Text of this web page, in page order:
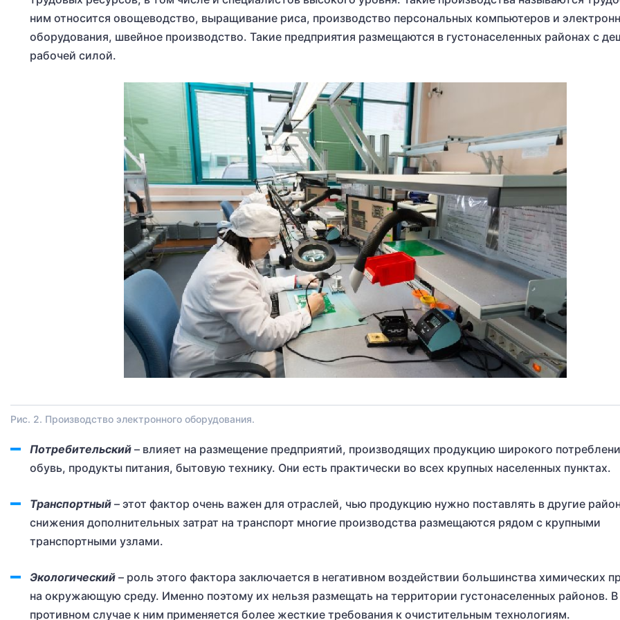
ним относится овощеводство, выращивание риса, производство персональных компьютеров и
оборудования, швейное производство. Такие предприятия размещаются в густонаселенных районах с
рабочей силой.
Рис. 2. Производство электронного оборудования.
Потребительский – влияет на размещение предприятий, производящих продукцию широкого
обувь, продукты питания, бытовую технику. Они есть практически во всех крупных населенных пунктах.
Транспортный – этот фактор очень важен для отраслей, чью продукцию нужно поставлять в другие
снижения дополнительных затрат на транспорт многие производства размещаются рядом с крупными
транспортными узлами.
Экологический – роль этого фактора заключается в негативном воздействии большинства химических
на окружающую среду. Именно поэтому их нельзя размещать на территории густонаселенных районов. В
противном случае к ним применяется более жесткие требования к очистительным технологиям.